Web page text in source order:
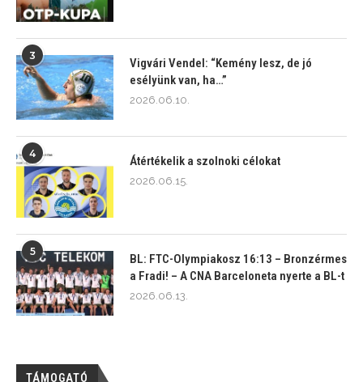
3
Vigvári Vendel: “Kemény lesz, de jó
esélyünk van, ha…”
2026.06.10.
4
Átértékelik a szolnoki célokat
2026.06.15.
5
BL: FTC-Olympiakosz 16:13 – Bronzérmes
a Fradi! – A CNA Barceloneta nyerte a BL-t
2026.06.13.
TÁMOGATÓ